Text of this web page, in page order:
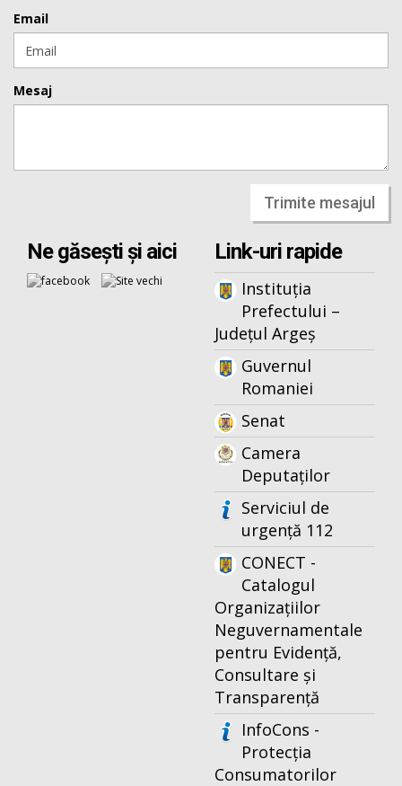
Email
Mesaj
Trimite mesajul
Ne găsești și aici Link-uri rapide
Instituția
Prefectului –
Județul Argeș
Guvernul
Romaniei
Senat
Camera
Deputaților
Serviciul de
urgență 112
CONECT -
Catalogul
Organizațiilor
Neguvernamentale
pentru Evidență,
Consultare și
Transparență
InfoCons -
Protecția
Consumatorilor